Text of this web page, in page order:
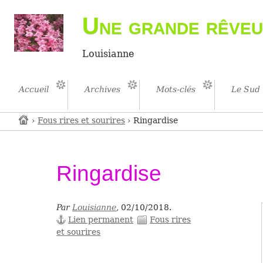
Une grande
Louisianne
Accueil Archives Mots-clés Le Sud
› Fous rires et sourires › Ringardise
Ringardise
Par Louisianne, 02/10/2018.
Lien permanent
Fous rires
et sourires